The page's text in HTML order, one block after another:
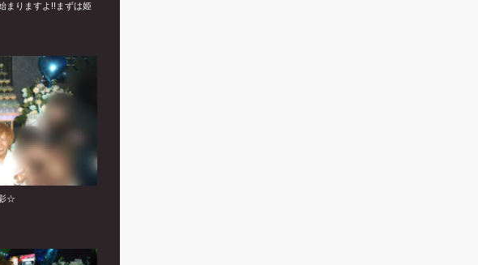
まりますよ!!まずは姫
☆